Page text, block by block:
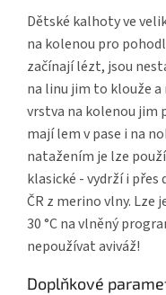
Dětské kalhoty ve
na kolenou pro
začínají lézt, jsou
na linu jim to klouže
vrstva na kolenou
mají lem v pase i na
natažením je lze
klasické - vydrží i
ČR z merino vlny. Lze
30 °C na vlněný
nepoužívat aviváž!
Doplňkové